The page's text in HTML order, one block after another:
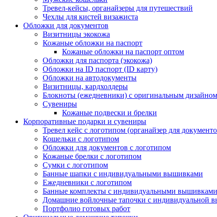
Тревел-кейсы, органайзеры для путешествий
Чехлы для кистей визажиста
Обложки для документов
Визитницы экокожа
Кожаные обложки на паспорт
Кожаные обложки на паспорт оптом
Обложки для паспорта (экокожа)
Обложки на ID паспорт (ID карту)
Обложки на автодокументы
Визитницы, кардхолдеры
Блокноты (ежедневники) с оригинальным дизайном
Сувениры
Кожаные подвески и брелки
Корпоративные подарки и сувениры
Тревел кейс с логотипом (органайзер для
Кошельки с логотипом
Обложки для документов с логотипом
Кожаные брелки с логотипом
Сумки с логотипом
Банные шапки с индивидуальными вышивками
Ежедневники с логотипом
Банные комплекты с индивидуальными вышивками
Домашние войлочные тапочки с индивидуальной
Портфолио готовых работ